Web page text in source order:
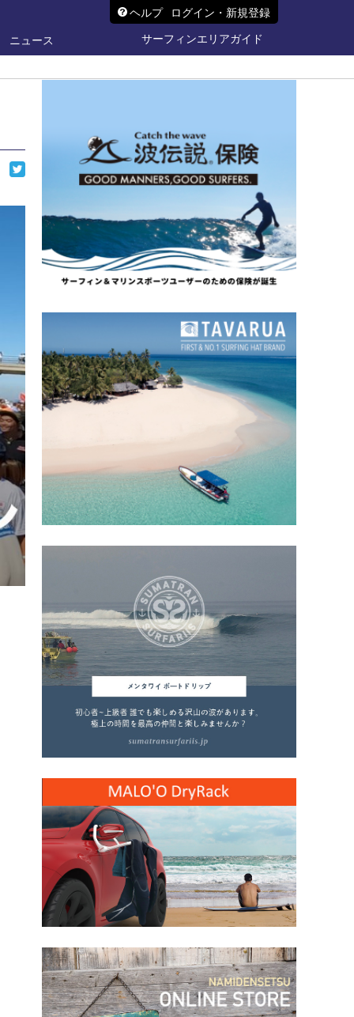
ヘルプ ログイン・新規登録
ニュース
サーフィンエリアガイド